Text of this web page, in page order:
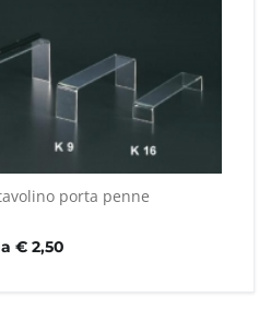
porta penne
€ 2,50